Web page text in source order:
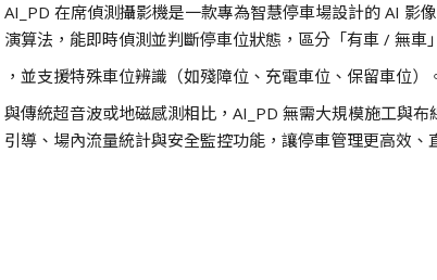
AI_PD 在席偵測攝影機是一款專為智慧停車場設計的 AI 影
演算法，能即時偵測並判斷停車位狀態，區分「有車 / 無車」
，並支援特殊車位辨識（如殘障位、充電車位、保留車位）
與傳統超音波或地磁感測相比，AI_PD 無需大規模施工與
引導、場內流量統計與安全監控功能，讓停車管理更高效、